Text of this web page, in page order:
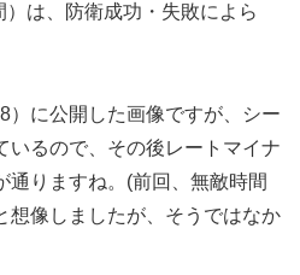
は、防衛成功・失敗によら
）に公開した画像ですが、シー
いるので、その後レートマイナ
通りますね。(前回、無敵時間
想像しましたが、そうではなか